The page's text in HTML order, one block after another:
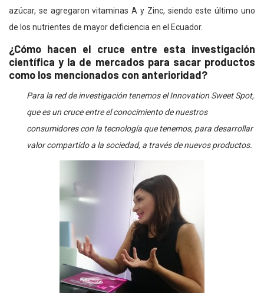
azúcar, se agregaron vitaminas A y Zinc, siendo este último uno
de los nutrientes de mayor deficiencia en el Ecuador.
¿Cómo hacen el cruce entre esta investigación
científica y la de mercados para sacar productos
como los mencionados con anterioridad?
Para la red de investigación tenemos el Innovation Sweet Spot,
que es un cruce entre el conocimiento de nuestros
consumidores con la tecnología que tenemos, para desarrollar
valor compartido a la sociedad, a través de nuevos productos.